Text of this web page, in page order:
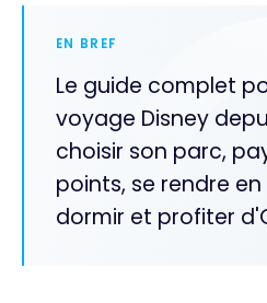
EN BREF
Le guide complet
voyage Disney
choisir son parc,
points, se rendre en
dormir et profiter